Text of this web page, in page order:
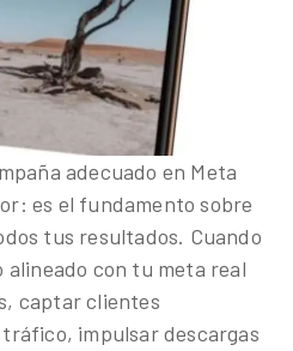
adecuado en Meta
es el fundamento sobre
tus resultados. Cuando
alineado con tu meta real
captar clientes
impulsar descargas